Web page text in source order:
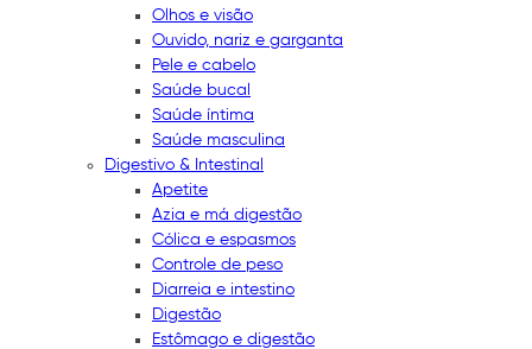
Olhos e visão
Ouvido, nariz e garganta
Pele e cabelo
Saúde bucal
Saúde íntima
Saúde masculina
Digestivo & Intestinal
Apetite
Azia e má digestão
Cólica e espasmos
Controle de peso
Diarreia e intestino
Digestão
Estômago e digestão